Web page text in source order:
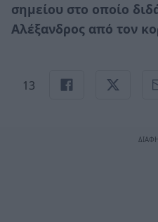
σημείου στο οποίο
Αλέξανδρος από τον
13